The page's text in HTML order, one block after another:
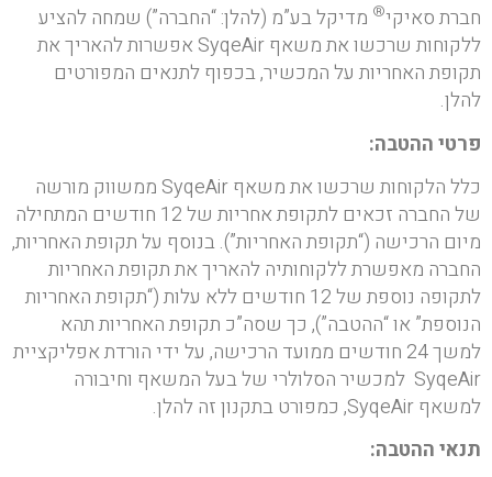
חברת סאיקי® מדיקל בע”מ (להלן: “החברה”) שמחה להציע
ללקוחות שרכשו את משאף SyqeAir אפשרות להאריך את
תקופת האחריות על המכשיר, בכפוף לתנאים המפורטים
להלן.
פרטי ההטבה:
כלל הלקוחות שרכשו את משאף SyqeAir ממשווק מורשה
של החברה זכאים לתקופת אחריות של 12 חודשים המתחילה
מיום הרכישה (“תקופת האחריות”). בנוסף על תקופת האחריות,
החברה מאפשרת ללקוחותיה להאריך את תקופת האחריות
לתקופה נוספת של 12 חודשים ללא עלות (“תקופת האחריות
הנוספת” או “ההטבה”), כך שסה”כ תקופת האחריות תהא
למשך 24 חודשים ממועד הרכישה, על ידי הורדת אפליקציית
SyqeAir למכשיר הסלולרי של בעל המשאף וחיבורה
למשאף SyqeAir, כמפורט בתקנון זה להלן.
תנאי ההטבה: